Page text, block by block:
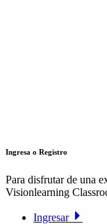
Ingresa o Registro
Para disfrutar de una
Visionlearning
Ingresar